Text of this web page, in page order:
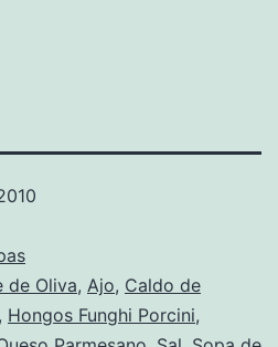
de Oliva, Ajo, Caldo de
, Hongos Funghi Porcini,